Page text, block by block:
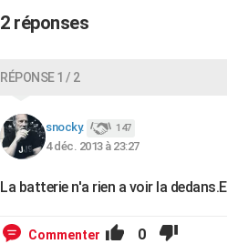
2 réponses
RÉPONSE 1 / 2
snocky. 147
4 déc. 2013 à 23:27
La batterie n'a rien a voir la
Commenter 0